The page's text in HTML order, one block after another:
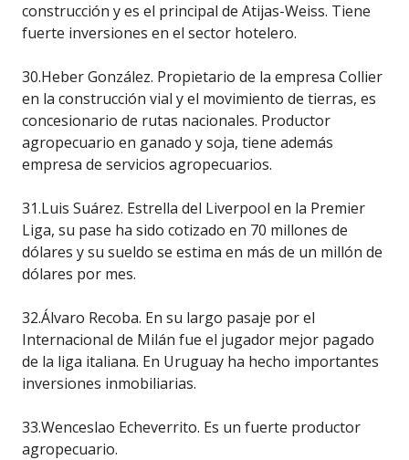
construcción y es el principal de Atijas-Weiss. Tiene
fuerte inversiones en el sector hotelero.
30.Heber González. Propietario de la empresa Collier
en la construcción vial y el movimiento de tierras, es
concesionario de rutas nacionales. Productor
agropecuario en ganado y soja, tiene además
empresa de servicios agropecuarios.
31.Luis Suárez. Estrella del Liverpool en la Premier
Liga, su pase ha sido cotizado en 70 millones de
dólares y su sueldo se estima en más de un millón de
dólares por mes.
32.Álvaro Recoba. En su largo pasaje por el
Internacional de Milán fue el jugador mejor pagado
de la liga italiana. En Uruguay ha hecho importantes
inversiones inmobiliarias.
33.Wenceslao Echeverrito. Es un fuerte productor
agropecuario.